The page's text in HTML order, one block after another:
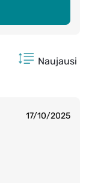
Naujausi
17/10/2025